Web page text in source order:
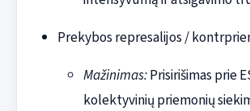
Prekybos represalijos /
Mažinimas:Prisirišimas prie
kolektyvinių priemonių